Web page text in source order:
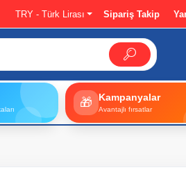
TRY - Türk Lirası Sipariş Takip
🎁 Kampanyalar
Avantajlı fırsatlar